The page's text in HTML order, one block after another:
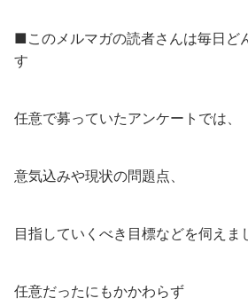
■このメルマガの読者さんは毎日ど
す
任意で募っていたアンケートでは、
意気込みや現状の問題点、
目指していくべき目標などを伺えま
任意だったにもかかわらず